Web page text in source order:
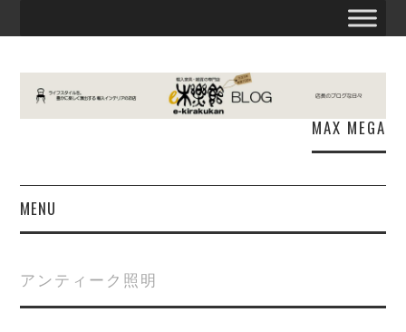
MAX MEGA
MENU
アンティーク照明